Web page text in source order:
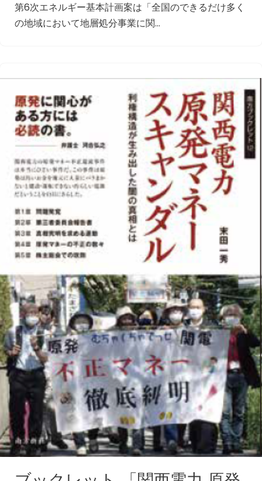
第6次エネルギー基本計画案は「全国のできるだけ多く
の地域において地層処分事業に関…